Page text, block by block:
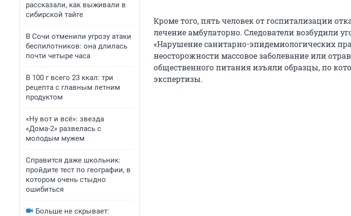
рассказали, как выживали в
сибирской тайге
В Сочи отменили угрозу атаки
беспилотников: она длилась
почти четыре часа
В 100 г всего 23 ккал: три
рецепта с главным летним
продуктом
«Ну вот и всё»: звезда
«Дома-2» развелась с
молодым мужем
Справится даже школьник:
пройдите тест по географии, в
котором очень стыдно
ошибиться
Больше не скрывает:
Кроме того, пять человек от госпитализации
лечение амбулаторно. Следователи возбудили
«Нарушение санитарно-эпидемиологических
неосторожности массовое заболевание или
общественного питания изъяли образцы, по
экспертизы.